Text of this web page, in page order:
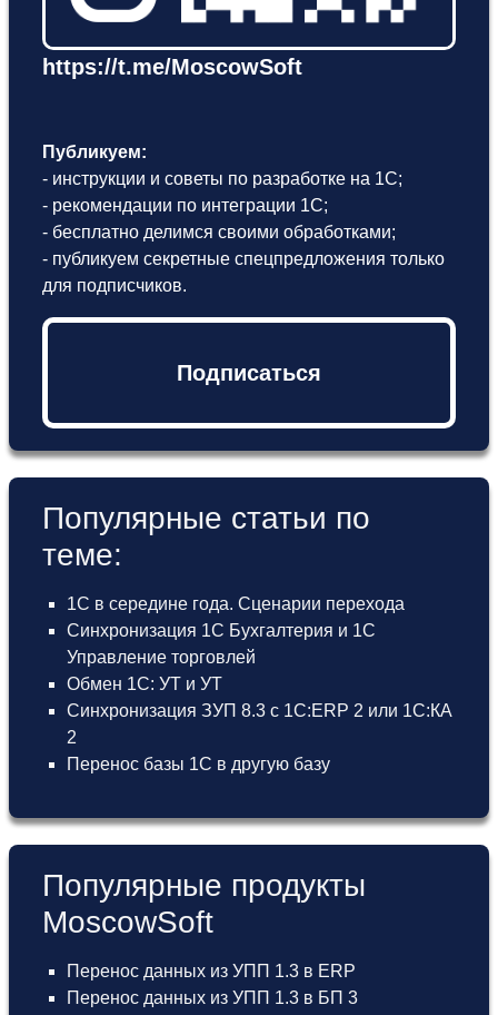
https://t.me/MoscowSoft
Публикуем:
- инструкции и советы по разработке на 1С;
- рекомендации по интеграции 1С;
- бесплатно делимся своими обработками;
- публикуем секретные спецпредложения только
для подписчиков.
Подписаться
Популярные статьи по
теме:
1С в середине года. Сценарии перехода
Синхронизация 1С Бухгалтерия и 1С
Управление торговлей
Обмен 1С: УТ и УТ
Синхронизация ЗУП 8.3 с 1С:ERP 2 или 1С:КА
2
Перенос базы 1С в другую базу
Популярные продукты
MoscowSoft
Перенос данных из УПП 1.3 в ERP
Перенос данных из УПП 1.3 в БП 3